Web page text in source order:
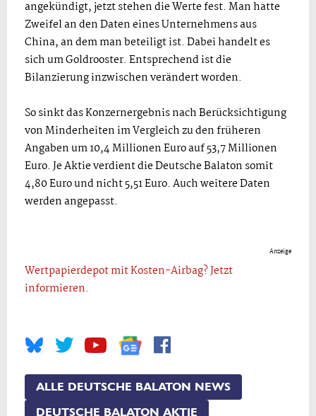
angekündigt, jetzt stehen die Werte fest. Man hatte
Zweifel an den Daten eines Unternehmens aus
China, an dem man beteiligt ist. Dabei handelt es
sich um Goldrooster. Entsprechend ist die
Bilanzierung inzwischen verändert worden.
So sinkt das Konzernergebnis nach Berücksichtigung
von Minderheiten im Vergleich zu den früheren
Angaben um 10,4 Millionen Euro auf 53,7 Millionen
Euro. Je Aktie verdient die Deutsche Balaton somit
4,80 Euro und nicht 5,51 Euro. Auch weitere Daten
werden angepasst.
Anzeige
Wertpapierdepot mit Kosten-Airbag? Jetzt
informieren.
ALLE DEUTSCHE BALATON NEWS
DEUTSCHE BALATON AKTIE